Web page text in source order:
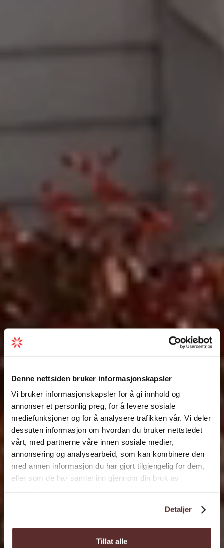
Denne nettsiden bruker informasjonskapsler
Vi bruker informasjonskapsler for å gi innhold og
annonser et personlig preg, for å levere sosiale
mediefunksjoner og for å analysere trafikken vår. Vi deler
dessuten informasjon om hvordan du bruker nettstedet
vårt, med partnerne våre innen sosiale medier,
annonsering og analysearbeid, som kan kombinere den
med annen informasjon du har gjort tilgjengelig for dem,
eller som de har samlet inn gjennom din bruk av
Detaljer
Tillat alle